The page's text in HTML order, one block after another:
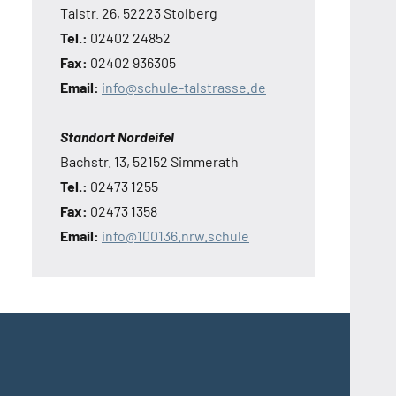
Talstr. 26, 52223 Stolberg
Tel.: 02402 24852
Fax: 02402 936305
Email: info@schule-talstrasse.de
Standort Nordeifel
Bachstr. 13, 52152 Simmerath
Tel.: 02473 1255
Fax: 02473 1358
Email: info@100136.nrw.schule